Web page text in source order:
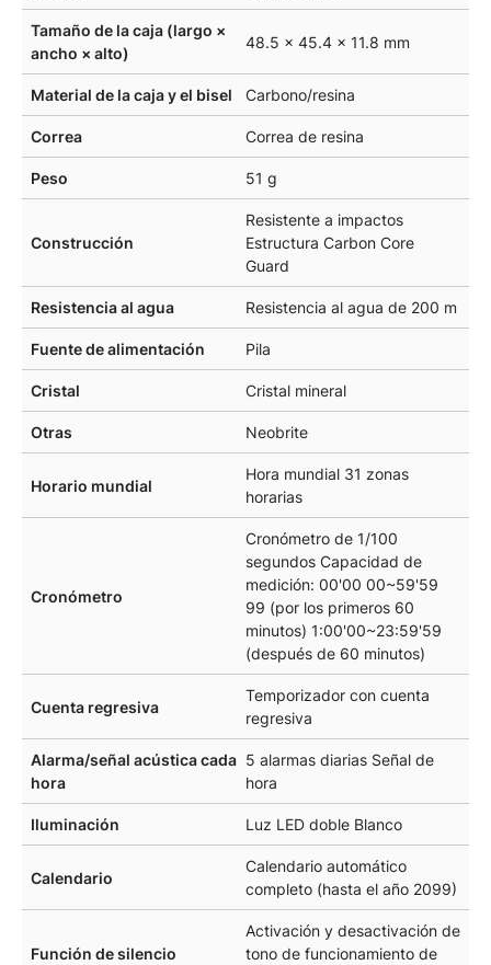
Tamaño de la caja (largo ×
ancho × alto)
48.5 × 45.4 × 11.8 mm
Material de la caja y el bisel Carbono/resina
Correa Correa de resina
Peso 51 g
Construcción
Resistente a impactos
Estructura Carbon Core
Guard
Resistencia al agua Resistencia al agua de 200 m
Fuente de alimentación Pila
Cristal Cristal mineral
Otras Neobrite
Horario mundial
Hora mundial 31 zonas
horarias
Cronómetro
Cronómetro de 1/100
segundos Capacidad de
medición: 00'00 00~59'59
99 (por los primeros 60
minutos) 1:00'00~23:59'59
(después de 60 minutos)
Cuenta regresiva
Temporizador con cuenta
regresiva
Alarma/señal acústica cada
hora
5 alarmas diarias Señal de
hora
Iluminación Luz LED doble Blanco
Calendario
Calendario automático
completo (hasta el año 2099)
Función de silencio
Activación y desactivación de
tono de funcionamiento de